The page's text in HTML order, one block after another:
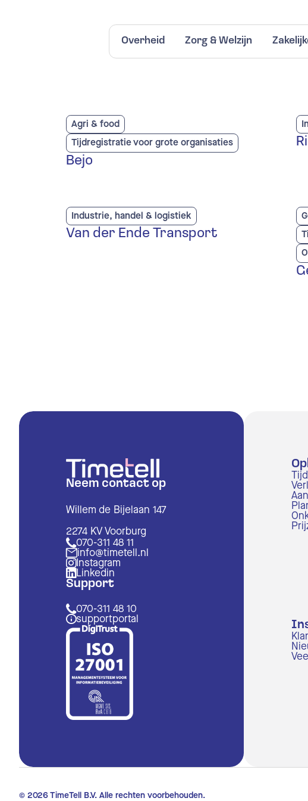
Verlof &
Koppelingen
Koppelingen
Overheid Zorg & Welzijn
Agri & food
Tijdregistratie voor grote organisaties
Bejo
Industrie, handel & logistiek
Van der Ende Transport
Neem contact op
Willem de Bijelaan 147
2274 KV Voorburg
070-311 48 11
info@timetell.nl
Instagram
Linkedin
Support
070-311 48 10
supportportal
© 2026 TimeTell B.V. Alle rechten voorbehouden.